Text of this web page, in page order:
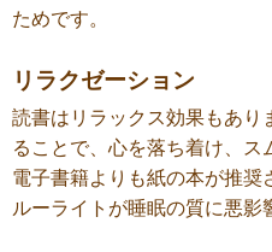
ためです。
リラクゼーション
読書はリラックス効果もあり
ることで、心を落ち着け、ス
電子書籍よりも紙の本が推
ルーライトが睡眠の質に悪影